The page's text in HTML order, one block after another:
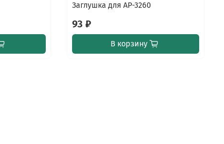
Заглушка для AP-3260
93 ₽
В корзину